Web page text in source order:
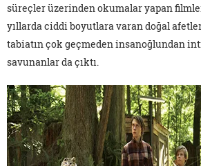
süreçler üzerinden okumalar yapan
yıllarda ciddi boyutlara varan doğal
tabiatın çok geçmeden insanoğlundan
savunanlar da çıktı.